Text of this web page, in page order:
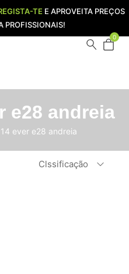
TE E APROVEITA PREÇOS
PROFISSIONAIS!
0
e28 andreia
ever e28 andreia
Clssificação